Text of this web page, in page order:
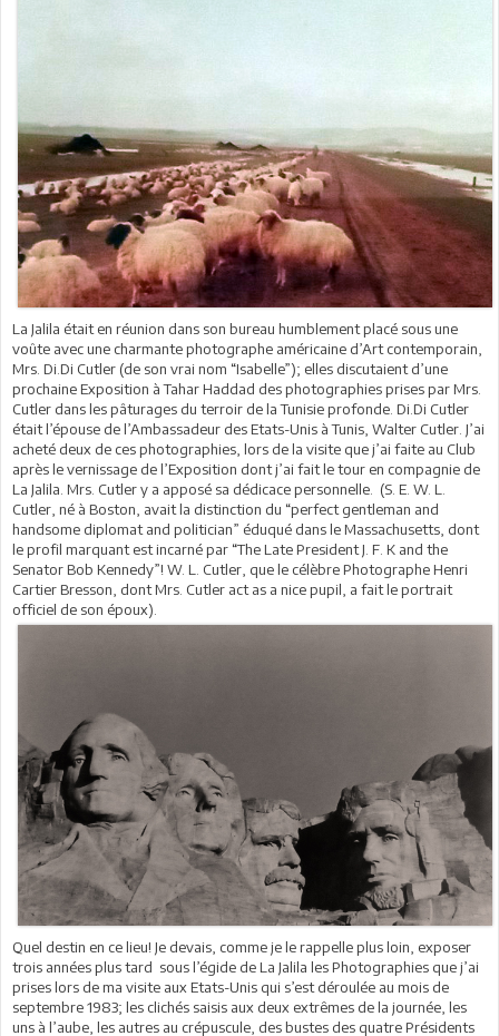
La Jalila était en réunion dans son bureau humblement placé sous une
voûte avec une charmante photographe américaine d’Art contemporain,
Mrs. Di.Di Cutler (de son vrai nom “Isabelle”); elles discutaient d’une
prochaine Exposition à Tahar Haddad des photographies prises par Mrs.
Cutler dans les pâturages du terroir de la Tunisie profonde. Di.Di Cutler
était l’épouse de l’Ambassadeur des Etats-Unis à Tunis, Walter Cutler. J’ai
acheté deux de ces photographies, lors de la visite que j’ai faite au Club
après le vernissage de l’Exposition dont j’ai fait le tour en compagnie de
La Jalila. Mrs. Cutler y a apposé sa dédicace personnelle. (S. E. W. L.
Cutler, né à Boston, avait la distinction du “perfect gentleman and
handsome diplomat and politician” éduqué dans le Massachusetts, dont
le profil marquant est incarné par “The Late President J. F. K and the
Senator Bob Kennedy”! W. L. Cutler, que le célèbre Photographe Henri
Cartier Bresson, dont Mrs. Cutler act as a nice pupil, a fait le portrait
officiel de son époux).
Quel destin en ce lieu! Je devais, comme je le rappelle plus loin, exposer
trois années plus tard sous l’égide de La Jalila les Photographies que j’ai
prises lors de ma visite aux Etats-Unis qui s’est déroulée au mois de
septembre 1983; les clichés saisis aux deux extrêmes de la journée, les
uns à l’aube, les autres au crépuscule, des bustes des quatre Présidents